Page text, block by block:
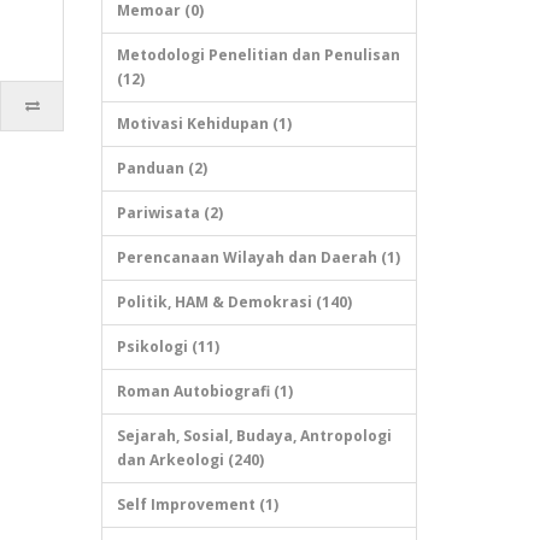
Memoar (0)
Metodologi Penelitian dan Penulisan
(12)
Motivasi Kehidupan (1)
Panduan (2)
Pariwisata (2)
Perencanaan Wilayah dan Daerah (1)
Politik, HAM & Demokrasi (140)
Psikologi (11)
Roman Autobiografi (1)
Sejarah, Sosial, Budaya, Antropologi
dan Arkeologi (240)
Self Improvement (1)